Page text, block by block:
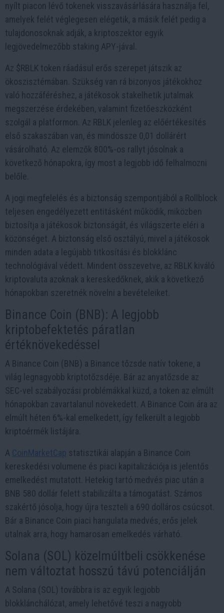
nyílt piacon lévő tokenek visszavásárlására használja fel,
amelyek felét véglegesen elégetik, a másik felét pedig a
tulajdonosoknak adják, a kriptoszektor egyik
legjövedelmezőbb staking APY-jával.
Az $RBLK token ráadásul erős szerepet játszik az
ökoszisztémában. Szükség van rá bizonyos játékokhoz
való hozzáféréshez, a játékosok stakelhetik jutalmak
megszerzése érdekében, valamint fizetőeszközként
szolgál a platformon. Az RBLK jelenleg az előértékesítés
első szakaszában van, és mindössze 0,01 dollárért
vásárolható. Az elemzők 800%-os rallyt jósolnak a
következő hónapokra, így most a legjobb idő felhalmozni
belőle.
A jogi megfelelés és a biztonság szempontjából a Rollblock
teljesen engedélyezett entitásként működik, miközben
biztosítja a játékosok biztonságát, és világszerte eléri a
közönséget. A biztonság első osztályú, mivel a játékosok
minden adata a legújabb titkosítási és blokklánc
technológiával védett. Mindent összevetve, az RBLK kiváló
kriptovaluta azoknak a kereskedőknek, akik a következő
hónapokban szeretnék növelni a bevételeiket.
Binance Coin (BNB): A legjobb
kriptobefektetés páratlan
értéknövekedéssel
A Binance Coin (BNB) a Binance tőzsde natív tokene, a
világ legnagyobb kriptotőzsdéje. Bár az anyatőzsde az
SEC-vel szabályozási problémákkal küzd, a token az elmúlt
hónapokban zavartalanul növekedett. A Binance Coin ára az
elmúlt héten 6%-kal emelkedett, így felkerült a legjobb
kriptoérmék listájára.
A CoinMarketCap statisztikái alapján a Binance Coin
kereskedési volumene és piaci kapitalizációja is jelentős
emelkedést mutatott. Hetekig tartó medvés piac után a
BNB 580 dollár felett stabilizálta a támogatást. Számos
szakértő jósolja, hogy újra teszteli a 690 dolláros csúcsot.
Bár a Binance Coin piaci hangulata medvés, erős jelek
utalnak arra, hogy hamarosan emelkedés várható.
Solana (SOL) közelmúltbeli csökkenése
nem változtat hosszú távú potenciálján
A Solana (SOL) továbbra is az egyik legjobb
blokklánchálózat, amely lehetővé teszi a nagyobb